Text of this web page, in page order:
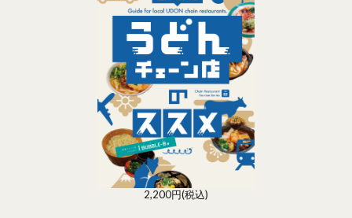
2,200円(税込)